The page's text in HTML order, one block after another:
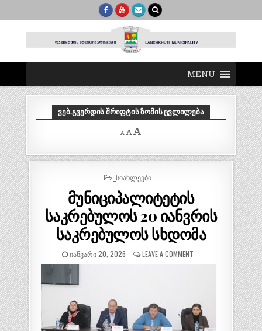
MENU
ᲕᲔᲑ.ᲒᲕᲔᲠᲓᲘᲡ ᲨᲠᲘᲤᲢᲘᲡ ᲖᲝᲛᲘᲡ ᲪᲕᲚᲘᲚᲔᲑᲐ
A
Decrease
font
A Reset
A
size.
POSTED
_ᲡᲘᲐᲮᲚᲔᲔᲑᲘ
მუნიციპალიტეტის
საკრებულოს 20 იანვრის
საკრებულოს სხდომა
ᲘᲐᲜᲕᲐᲠᲘ 20, 2026 LEAVE A COMMENT